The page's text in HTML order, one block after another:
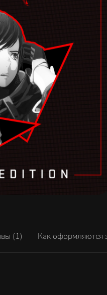
(1) Как оформляются